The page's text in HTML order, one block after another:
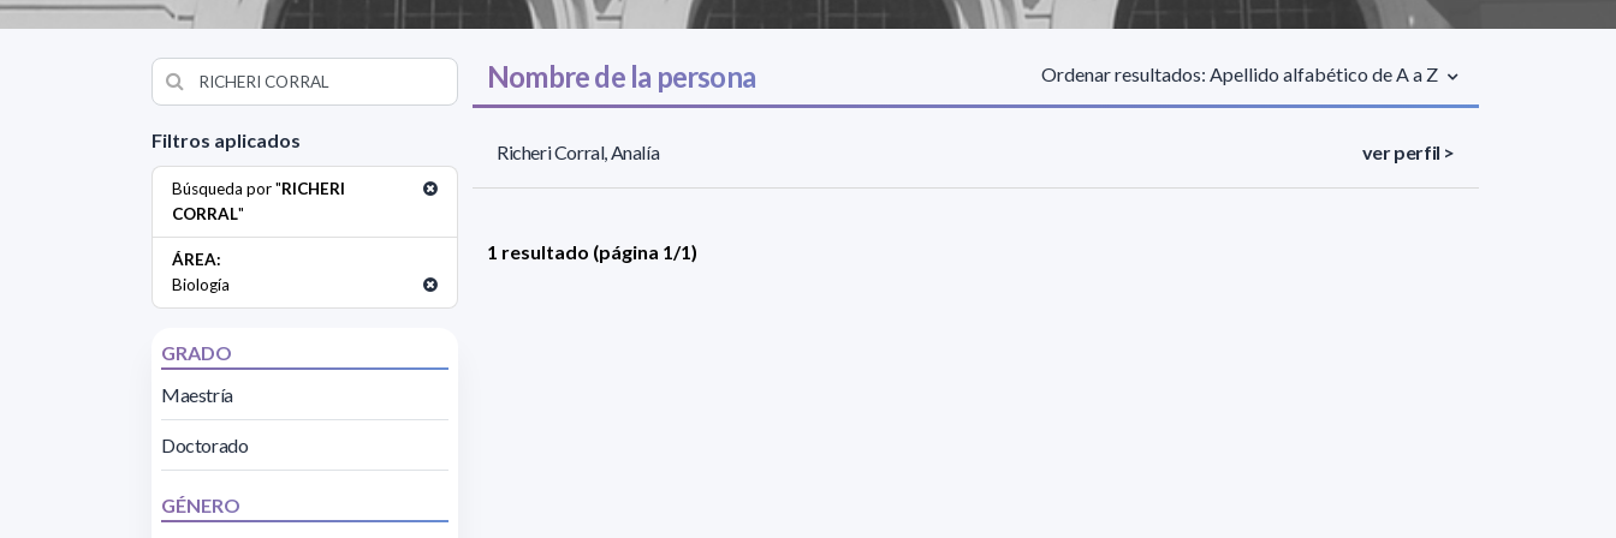
Filtros aplicados
Búsqueda por "RICHERI
CORRAL"
ÁREA:
Biología
GRADO
Maestría
Doctorado
GÉNERO
Nombre de la persona Ordenar resultados: Apellido alfabético de A a Z
Richeri Corral, Analía ver perfil >
1 resultado (página 1/1)